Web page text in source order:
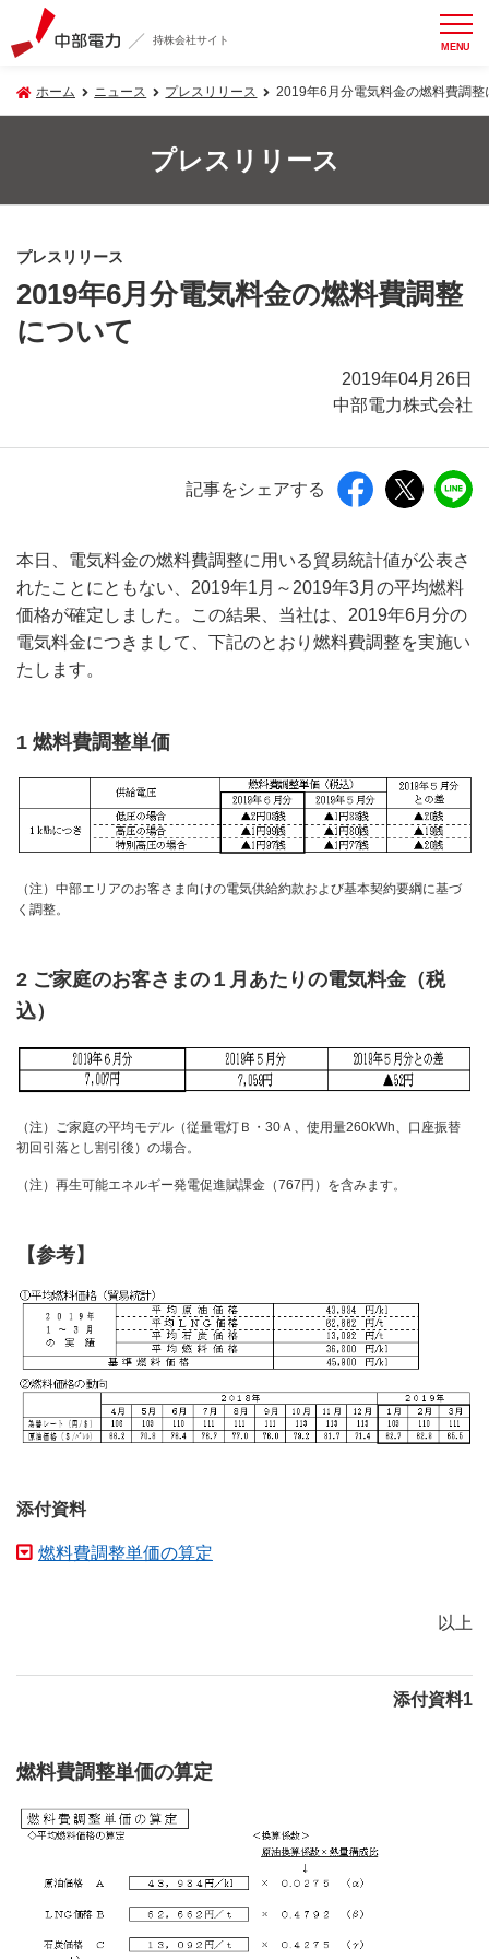
持株会社サイト MENU
ホーム ニュース プレスリリース 2019年6月分電気料金の燃料費調整
プレスリリース
プレスリリース
2019年6月分電気料金の燃料費調整
について
2019年04月26日
中部電力株式会社
記事をシェアする
本日、電気料金の燃料費調整に用いる貿易統計値が公表さ
れたことにともない、2019年1月～2019年3月の平均燃料
価格が確定しました。この結果、当社は、2019年6月分の
電気料金につきまして、下記のとおり燃料費調整を実施い
たします。
1 燃料費調整単価
（注）中部エリアのお客さま向けの電気供給約款および基本契約要綱に基づ
く調整。
2 ご家庭のお客さまの１月あたりの電気料金（税
込）
（注）ご家庭の平均モデル（従量電灯Ｂ・30Ａ、使用量260kWh、口座振替
初回引落とし割引後）の場合。
（注）再生可能エネルギー発電促進賦課金（767円）を含みます。
【参考】
添付資料
燃料費調整単価の算定
以上
添付資料1
燃料費調整単価の算定